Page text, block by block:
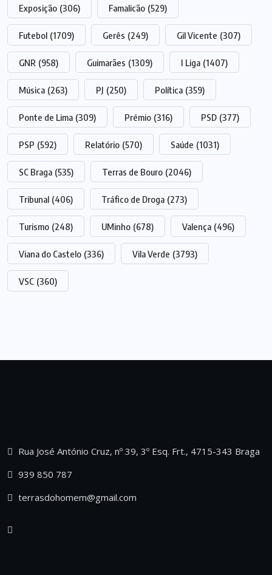
Exposição (306) Famalicão (529)
Futebol (1709) Gerês (249) Gil Vicente (307)
GNR (958) Guimarães (1309) I Liga (1407)
Música (263) PJ (250) Política (359)
Ponte de Lima (309) Prémio (316) PSD (377)
PSP (592) Relatório (570) Saúde (1031)
SC Braga (535) Terras de Bouro (2046)
Tribunal (406) Tráfico de Droga (273)
Turismo (248) UMinho (678) Valença (496)
Viana do Castelo (336) Vila Verde (3793)
VSC (360)
Rua José António Cruz, nº 39, 3º Esq. Frt., 4715-343 Braga
939 850 787
terrasdohomem@gmail.com